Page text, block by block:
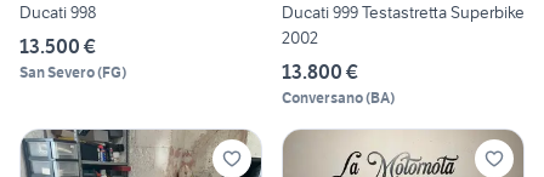
Ducati 998
13.500 €
San Severo(FG)
Ducati 999 Testastretta Superbike
2002
13.800 €
Conversano(BA)